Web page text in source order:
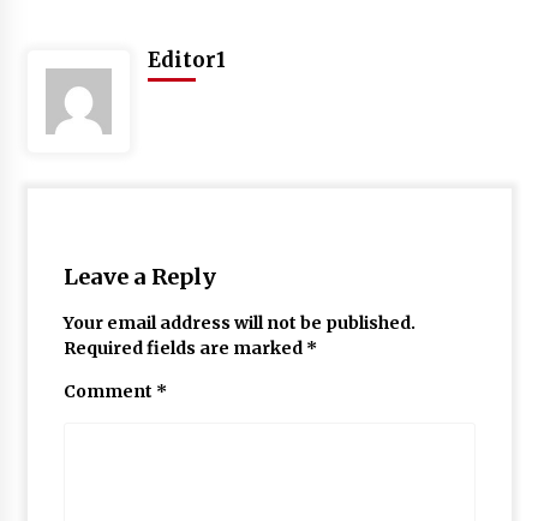
Thought Of The Day 10 May
May 10, 2022
Editor1
Leave a Reply
Your email address will not be published.
Required fields are marked *
Comment *